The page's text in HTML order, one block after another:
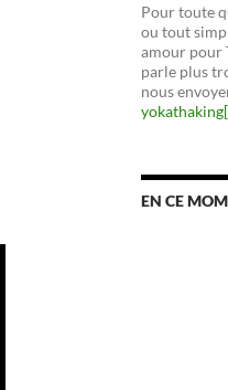
Pour toute
ou tout
amour pour
parle plus
nous
EN CE